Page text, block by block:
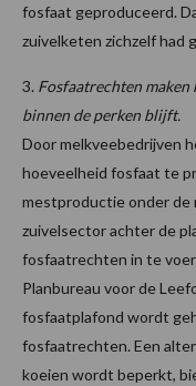
fosfaat geproduceerd.
zuivelketen zichzelf had
3. Fosfaatrechten
binnen de perken blijft.
Door melkveebedrijven
hoeveelheid fosfaat te
mestproductie onder de
zuivelsector achter de
fosfaatrechten in te
Planbureau voor de
fosfaatplafond wordt
fosfaatrechten. Een
koeien wordt beperkt,